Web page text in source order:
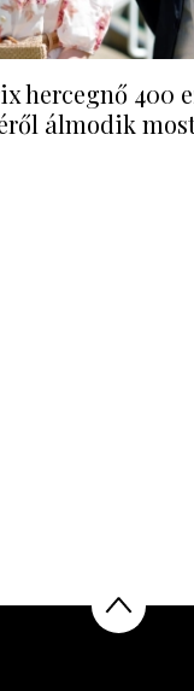
hercegnő 400
álmodik